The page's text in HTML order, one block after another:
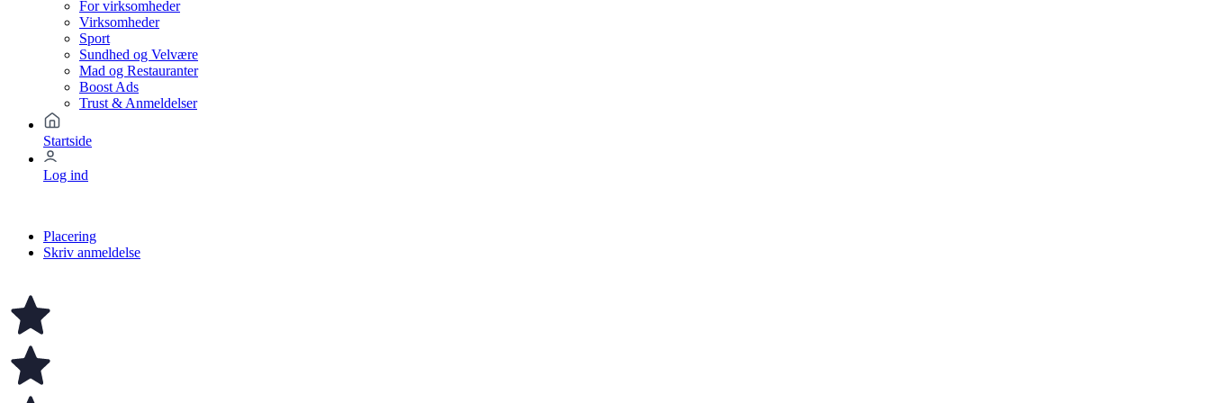
For virksomheder
Virksomheder
Sport
Sundhed og Velvære
Mad og Restauranter
Boost Ads
Trust & Anmeldelser
Startside
Log ind
Placering
Skriv anmeldelse